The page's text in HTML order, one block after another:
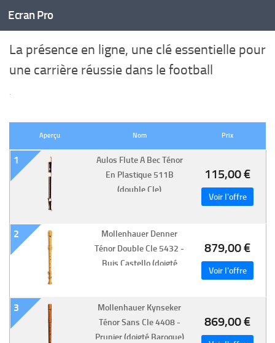
Skip to content
Ecran Pro
La présence en ligne, une clé essentielle pour
une carrière réussie dans le football
·
Aperçu Nom Prix
1
Aulos Flute A Bec Ténor
En Plastique 511B
(double Cle)
115,00 €
2
Mollenhauer Denner
Ténor Double Cle 5432 -
Buis Castello (doigté
879,00 €
3
Mollenhauer Kynseker
Ténor Sans Cle 4408 -
Prunier (doigté Baroque)
869,00 €